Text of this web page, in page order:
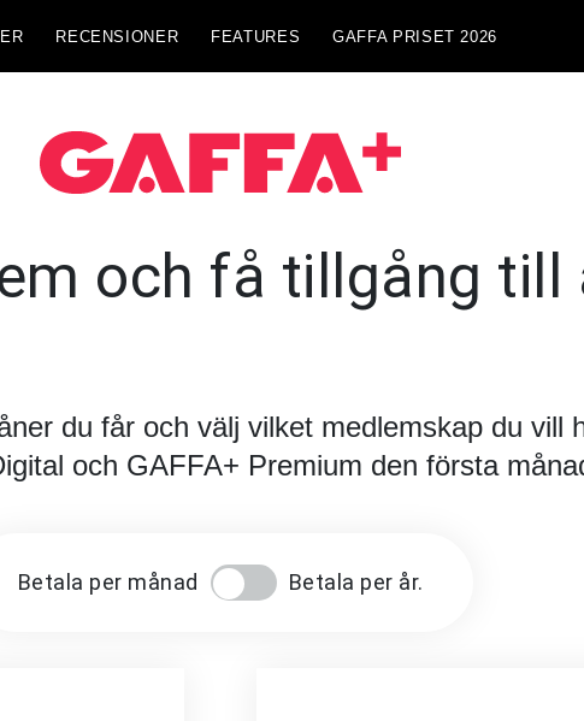
RECENSIONER FEATURES GAFFA PRISET 2026
och få tillgång till
du får och välj vilket medlemskap du vill
och GAFFA+ Premium den första
Betala per månad Betala per år.